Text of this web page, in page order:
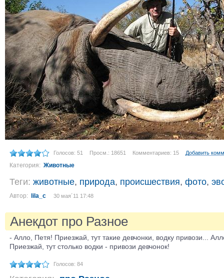
Голосов: 51 Просм.: 18651 Комментариев: 15 Добавить
Категория: Животные
Теги: животные, природа, происшествия, фото,
Автор: lila_c 30 мая´11 17:48
Анекдот про Разное
- Алло, Петя! Пpиезжай, тyт такие девчонки, водкy пpивози...
Пpиезжай, тyт столько водки - пpивози девчонок!
Голосов: 84